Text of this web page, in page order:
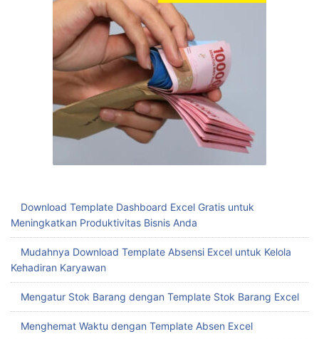
Download Template Dashboard Excel Gratis untuk
Meningkatkan Produktivitas Bisnis Anda
Mudahnya Download Template Absensi Excel untuk Kelola
Kehadiran Karyawan
Mengatur Stok Barang dengan Template Stok Barang Excel
Menghemat Waktu dengan Template Absen Excel